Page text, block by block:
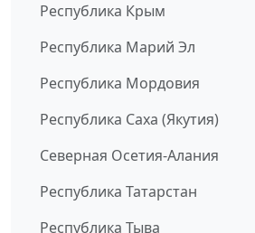
Республика Крым
Республика Марий Эл
Республика Мордовия
Республика Саха (Якутия)
Северная Осетия-Алания
Республика Татарстан
Республика Тыва